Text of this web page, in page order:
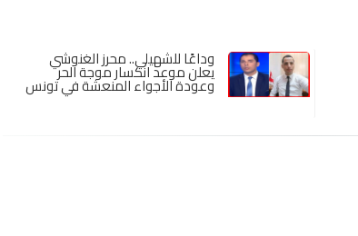
وداعًا للشهيلي.. محرز الغنوشي
يعلن موعد انكسار موجة الحر
وعودة الأجواء المنعشة في تونس